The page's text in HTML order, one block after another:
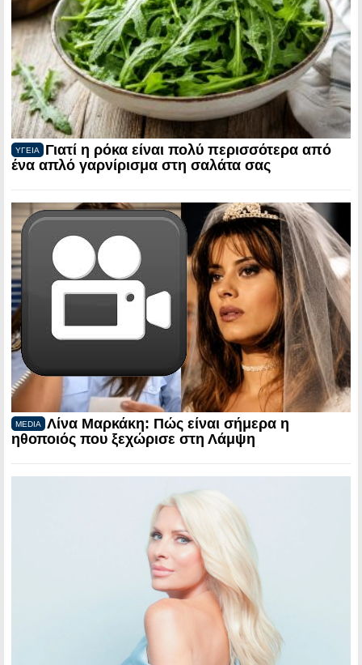
ΥΓΕΙΑ
Γιατί η ρόκα είναι πολύ περισσότερα από
ένα απλό γαρνίρισμα στη σαλάτα σας
MEDIA
Λίνα Μαρκάκη: Πώς είναι σήμερα η
ηθοποιός που ξεχώρισε στη Λάμψη